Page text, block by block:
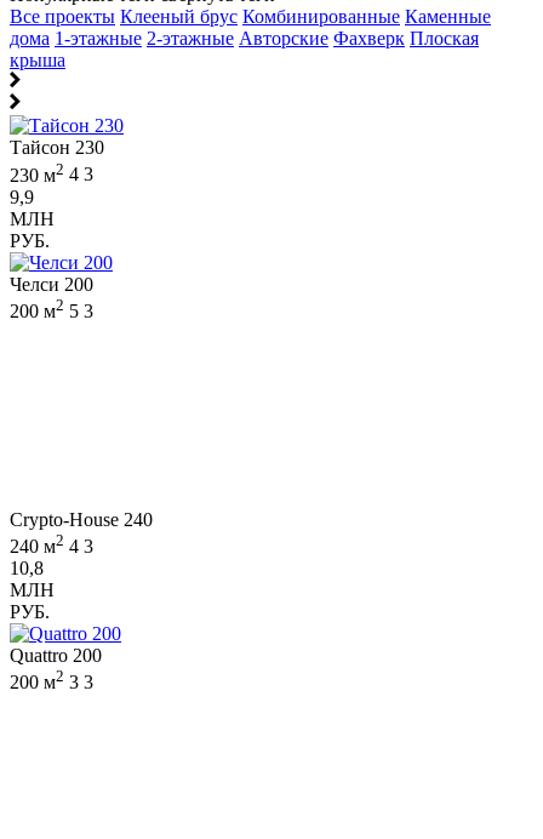
Все проекты Клееный брус Комбинированные Каменные
дома 1-этажные 2-этажные Авторские Фахверк Плоская
крыша
Тайсон 230
230 м2 4 3
9,9
МЛН
РУБ.
Челси 200
200 м2 5 3
Crypto-House 240
240 м2 4 3
10,8
МЛН
РУБ.
Quattro 200
200 м2 3 3